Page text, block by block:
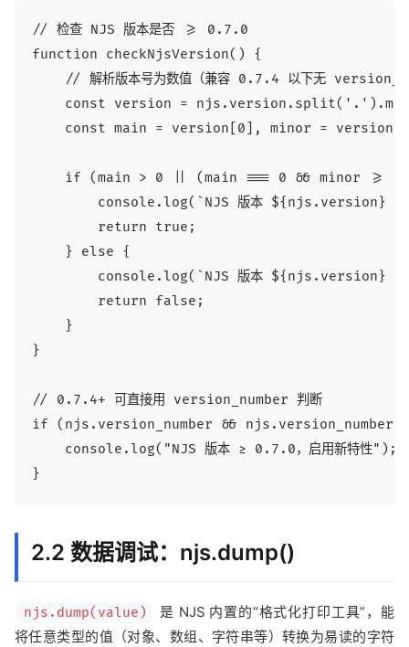
// 检查 NJS 版本是否 >= 0.7.0
function checkNjsVersion() {
// 解析版本号为数值（兼容 0.7.4 以下无
const version =
const main = version[0], minor =
if (main > 0 || (main === 0 && minor >=
console.log(`NJS 版本 ${njs.version} 符
        return true;
    } else {
console.log(`NJS 版本 ${njs.version} 过
        return false;
    }
}
// 0.7.4+ 可直接用 version_number 判断
if (njs.version_number && njs.version_number
    console.log("NJS 版本 ≥ 0.7.0，启用新特性");
2.2 数据调试：njs.dump()
njs.dump(value)
是 NJS 内置的“格式化打印工具”，能
将任意类型的值（对象、数组、字符串等）转换为易读的字符